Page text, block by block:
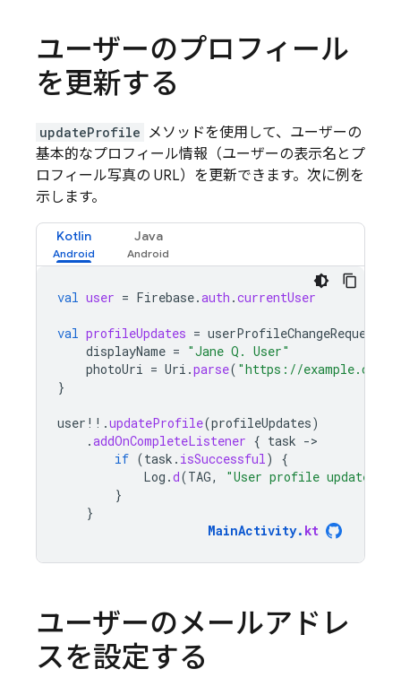
ユーザーのプロフィール
を更新する
updateProfile メソッドを使用して、ユーザーの
基本的なプロフィール情報（ユーザーの表示名とプ
ロフィール写真の URL）を更新できます。次に例を
示します。
Kotlin Java
val user = Firebase.auth .currentUser
val profileUpdates = userProfileChangeRequest
displayName = "Jane Q. User"
photoUri = Uri .parse( "https://
}
user !! .updateProfile(profileUpdates)
.addOnCompleteListener { task -
if (task . isSuccessful)
{
Log .d(TAG, "User profile updated."
}
}
MainActivity. kt
ユーザーのメールアドレ
スを設定する